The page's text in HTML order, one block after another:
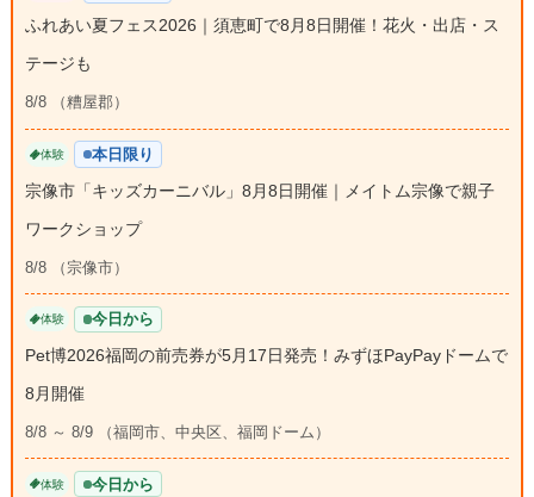
ふれあい夏フェス2026｜須恵町で8月8日開催！花火・出店・ス
テージも
8/8 （糟屋郡）
体験 本日限り
宗像市「キッズカーニバル」8月8日開催｜メイトム宗像で親子
ワークショップ
8/8 （宗像市）
体験 今日から
Pet博2026福岡の前売券が5月17日発売！みずほPayPayドームで
8月開催
8/8 ～ 8/9 （福岡市、中央区、福岡ドーム）
体験 今日から